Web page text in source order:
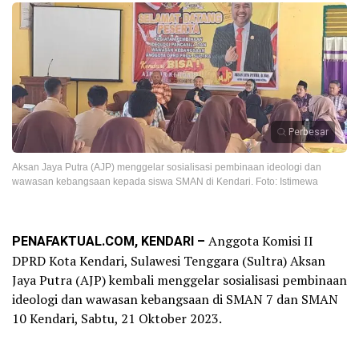
Perbesar
Aksan Jaya Putra (AJP) menggelar sosialisasi pembinaan ideologi dan
wawasan kebangsaan kepada siswa SMAN di Kendari. Foto: Istimewa
PENAFAKTUAL.COM, KENDARI – Anggota Komisi II
DPRD Kota Kendari, Sulawesi Tenggara (Sultra) Aksan
Jaya Putra (AJP) kembali menggelar sosialisasi pembinaan
ideologi dan wawasan kebangsaan di SMAN 7 dan SMAN
10 Kendari, Sabtu, 21 Oktober 2023.